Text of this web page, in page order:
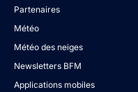
Partenaires
Météo
Météo des neiges
Newsletters BFM
Applications mobiles